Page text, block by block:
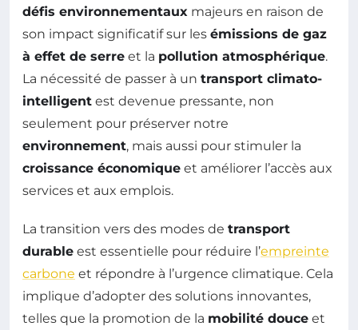
défis environnementaux majeurs en raison de
son impact significatif sur les émissions de gaz
à effet de serre et la pollution atmosphérique.
La nécessité de passer à un transport climato-
intelligent est devenue pressante, non
seulement pour préserver notre
environnement, mais aussi pour stimuler la
croissance économique et améliorer l’accès aux
services et aux emplois.
La transition vers des modes de transport
durable est essentielle pour réduire l’empreinte
carbone et répondre à l’urgence climatique. Cela
implique d’adopter des solutions innovantes,
telles que la promotion de la mobilité douce et